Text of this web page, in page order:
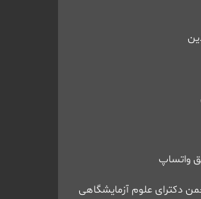
واتساپ
دکترای علوم آزمایشگاهی